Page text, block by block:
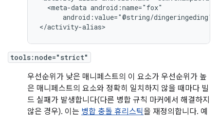
<meta-data
android:value="@string/dingeringeding"/
</activity-alias>
tools:node="strict"
우선순위가 낮은 매니페스트의 이 요소가 우선순위가 높
은 매니페스트의 요소와 정확히 일치하지 않을 때마다 빌
드 실패가 발생합니다(다른 병합 규칙 마커에서 해결하지
않은 경우). 이는 병합 충돌 휴리스틱 을 재정의합니다. 예